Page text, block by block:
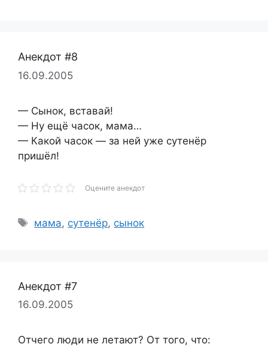
Анекдот #8
16.09.2005
— Сынок, вставай!
— Ну ещё часок, мама…
— Какой часок — за ней уже сутенёр
пришёл!
Оцените анекдот
Метки
мама, сутенёр, сынок
Анекдот #7
16.09.2005
Отчего люди не летают? От того, что: